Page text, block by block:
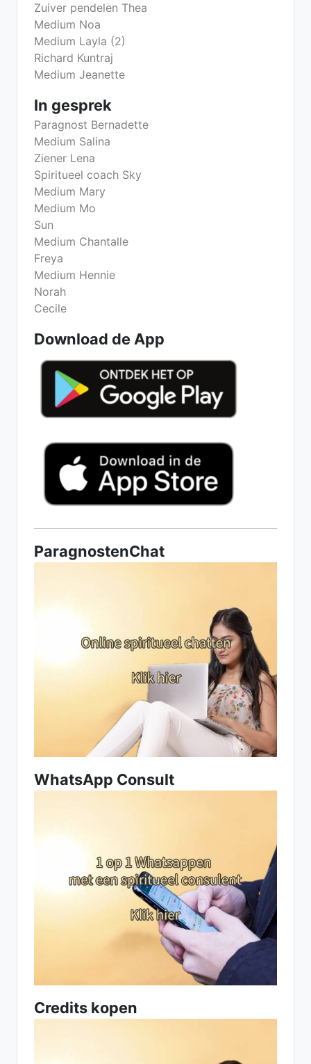
Zuiver pendelen Thea
Medium Noa
Medium Layla (2)
Richard Kuntraj
Medium Jeanette
In gesprek
Paragnost Bernadette
Medium Salina
Ziener Lena
Spiritueel coach Sky
Medium Mary
Medium Mo
Sun
Medium Chantalle
Freya
Medium Hennie
Norah
Cecile
Download de App
ParagnostenChat
WhatsApp Consult
Credits kopen